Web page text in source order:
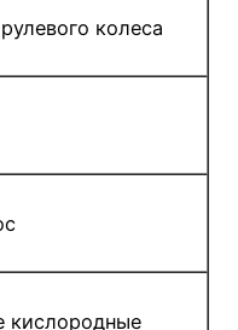
колеса
кислородные